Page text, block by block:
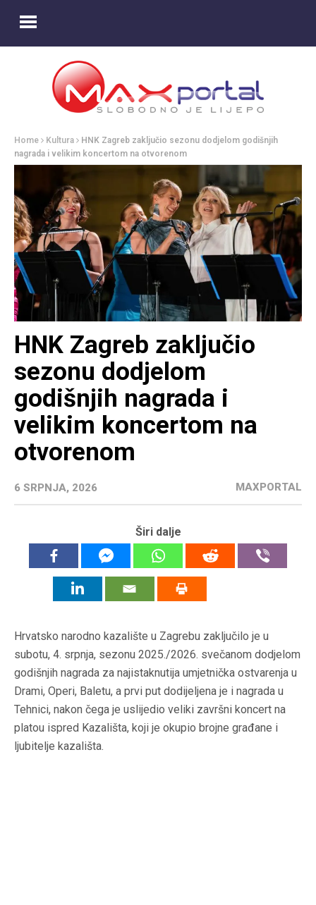
Home Kultura
HNK Zagreb zaključio sezonu dodjelom godišnjih
nagrada i velikim koncertom na otvorenom
HNK Zagreb zaključio
sezonu dodjelom
godišnjih nagrada i
velikim koncertom na
otvorenom
6 SRPNJA, 2026 MAXPORTAL
Širi dalje
Hrvatsko narodno kazalište u Zagrebu zaključilo je u
subotu, 4. srpnja, sezonu 2025./2026. svečanom dodjelom
godišnjih nagrada za najistaknutija umjetnička ostvarenja u
Drami, Operi, Baletu, a prvi put dodijeljena je i nagrada u
Tehnici, nakon čega je uslijedio veliki završni koncert na
platou ispred Kazališta, koji je okupio brojne građane i
ljubitelje kazališta.